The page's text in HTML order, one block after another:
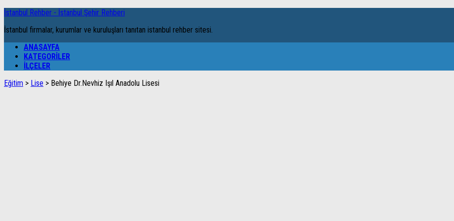
İstanbul Rehber - İstanbul Şehir Rehberi
İstanbul firmalar, kurumlar ve kuruluşları tanıtan istanbul rehber sitesi.
ANASAYFA
KATEGORILER
İLÇELER
Eğitim > Lise > Behiye Dr.Nevhiz Işıl Anadolu Lisesi